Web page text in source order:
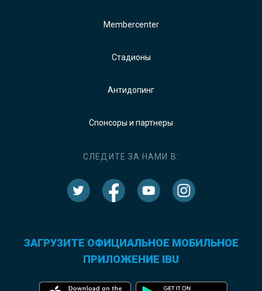
Membercenter
Стадионы
Антидопинг
Спонсоры и партнеры
СЛЕДИТЕ ЗА НАМИ В:
ЗАГРУЗИТЕ ОФИЦИАЛЬНОЕ МОБИЛЬНОЕ
ПРИЛОЖЕНИЕ IBU